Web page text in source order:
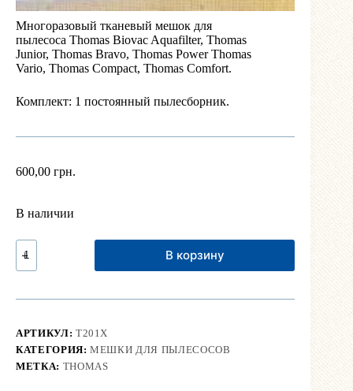
Многоразовый тканевый мешок для
пылесоса Thomas Biovac Aquafilter, Thomas
Junior, Thomas Bravo, Thomas Power Thomas
Vario, Thomas Compact, Thomas Comfort.
Комплект: 1 постоянный пылесборник.
600,00 грн.
В наличии
Количество
Мешок
для
Thomas
В корзину
АРТИКУЛ: T201X
КАТЕГОРИЯ:МЕШКИ ДЛЯ ПЫЛЕСОСОВ
МЕТКА: THOMAS